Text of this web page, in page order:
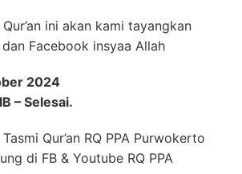
ini akan kami tayangkan
Facebook insyaa Allah
2024
– Selesai.
Qur’an RQ PPA Purwokerto
di FB & Youtube RQ PPA